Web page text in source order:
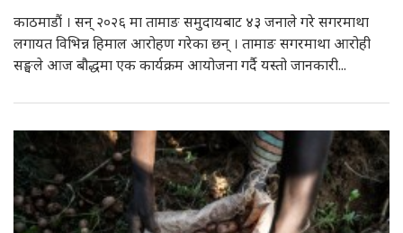
काठमाडौं । सन् २०२६ मा तामाङ समुदायबाट ४३ जनाले गरे सगरमाथा
लगायत विभिन्न हिमाल आरोहण गरेका छन् । तामाङ सगरमाथा आरोही
सङ्घले आज बौद्धमा एक कार्यक्रम आयोजना गर्दै यस्तो जानकारी...